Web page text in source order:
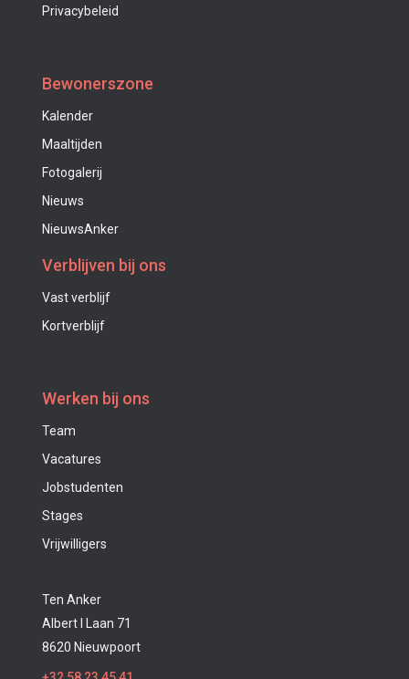
Privacybeleid
Bewonerszone
Kalender
Maaltijden
Fotogalerij
Nieuws
NieuwsAnker
Verblijven bij ons
Vast verblijf
Kortverblijf
Werken bij ons
Team
Vacatures
Jobstudenten
Stages
Vrijwilligers
Ten Anker
Albert I Laan 71
8620 Nieuwpoort